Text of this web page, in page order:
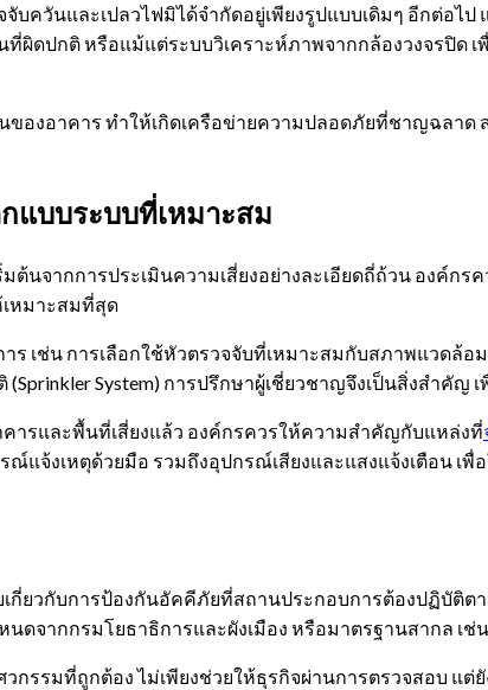
บควันและเปลวไฟมิได้จำกัดอยู่เพียงรูปแบบเดิมๆ อีกต่อไ
ผิดปกติ หรือแม้แต่ระบบวิเคราะห์ภาพจากกล้องวงจรปิด
ของอาคาร ทำให้เกิดเครือข่ายความปลอดภัยที่ชาญฉลา
แบบระบบที่เหมาะสม
ต้นจากการประเมินความเสี่ยงอย่างละเอียดถี่ถ้วน องค์
หมาะสมที่สุด
เช่น การเลือกใช้หัวตรวจจับที่เหมาะสมกับสภาพแวดล้
System) การปรึกษาผู้เชี่ยวชาญจึงเป็นสิ่งสำคั
ารและพื้นที่เสี่ยงแล้ว องค์กรควรให้ความสำคัญกับแหล่งที่
แจ้งเหตุด้วยมือ รวมถึงอุปกรณ์เสียงและแสงแจ้งเตือน
ยวกับการป้องกันอัคคีภัยที่สถานประกอบการต้องปฏิบัติต
จากกรมโยธาธิการและผังเมือง หรือมาตรฐานสากล เช่น
รรมที่ถูกต้อง ไม่เพียงช่วยให้ธุรกิจผ่านการตรวจสอบ แต่